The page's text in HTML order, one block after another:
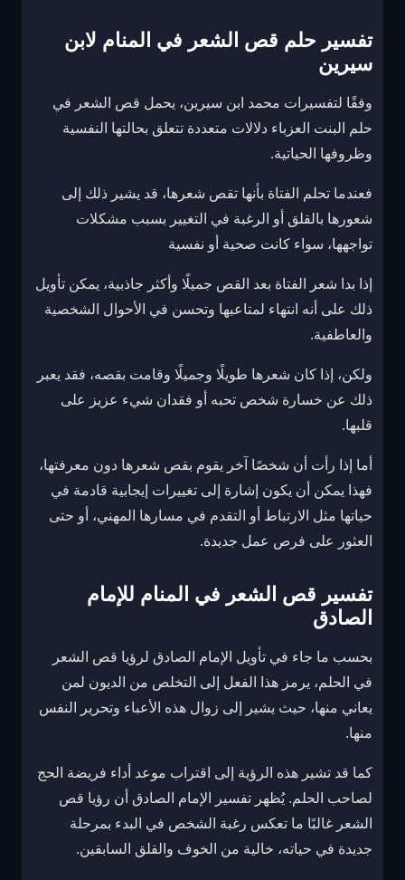
تفسير حلم قص الشعر في المنام لابن
سيرين
وفقًا لتفسيرات محمد ابن سيرين، يحمل قص الشعر في
حلم البنت العزباء دلالات متعددة تتعلق بحالتها النفسية
وظروفها الحياتية.
فعندما تحلم الفتاة بأنها تقص شعرها، قد يشير ذلك إلى
شعورها بالقلق أو الرغبة في التغيير بسبب مشكلات
تواجهها، سواء كانت صحية أو نفسية
إذا بدا شعر الفتاة بعد القص جميلًا وأكثر جاذبية، يمكن تأويل
ذلك على أنه انتهاء لمتاعبها وتحسن في الأحوال الشخصية
والعاطفية.
ولكن، إذا كان شعرها طويلًا وجميلًا وقامت بقصه، فقد يعبر
ذلك عن خسارة شخص تحبه أو فقدان شيء عزيز على
قلبها.
أما إذا رأت أن شخصًا آخر يقوم بقص شعرها دون معرفتها،
فهذا يمكن أن يكون إشارة إلى تغييرات إيجابية قادمة في
حياتها مثل الارتباط أو التقدم في مسارها المهني، أو حتى
العثور على فرص عمل جديدة.
تفسير قص الشعر في المنام للإمام
الصادق
بحسب ما جاء في تأويل الإمام الصادق لرؤيا قص الشعر
في الحلم، يرمز هذا الفعل إلى التخلص من الديون لمن
يعاني منها، حيث يشير إلى زوال هذه الأعباء وتحرير النفس
منها.
كما قد تشير هذه الرؤية إلى اقتراب موعد أداء فريضة الحج
لصاحب الحلم. يُظهر تفسير الإمام الصادق أن رؤيا قص
الشعر غالبًا ما تعكس رغبة الشخص في البدء بمرحلة
جديدة في حياته، خالية من الخوف والقلق السابقين.